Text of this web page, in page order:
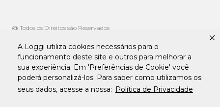
A Loggi utiliza cookies necessários para o
funcionamento deste site e outros para melhorar a
sua experiência. Em 'Preferências de Cookie' você
poderá personalizá-los. Para saber como utilizamos os
seus dados, acesse a nossa: Política de Privacidade
@ Todos os Direitos são Reservados
Aviso de privacidade aos clientes
Termos de uso para entregadores
Termos e condições de uso da plataforma transportadora Loggi
Termos e Condições de Uso de Clientes
Tratamento de Dados pessoais Para Fornecedores